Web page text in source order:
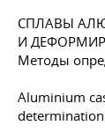
СПЛАВЫ
И
Методы
Aluminium